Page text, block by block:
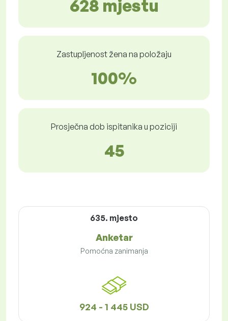
628 mjestu
Zastupljenost žena na položaju
100%
Prosječna dob ispitanika u poziciji
45
635. mjesto
Anketar
Pomoćna zanimanja
924 - 1 445 USD